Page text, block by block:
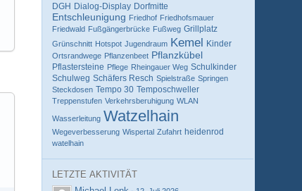
DGH Dialog-Display Dorfmitte
Entschleunigung Friedhof Friedhofsmauer
Friedwald Fußgängerbrücke Fußweg Grillplatz
Grünschnitt Hotspot Jugendraum Kemel Kinder
Ortsrandwege Pflanzenbeet Pflanzkübel
Pflastersteine Pflege Rheingauer Weg Schulkinder
Schulweg Schäfers Resch Spielstraße Springen
Steckdosen Tempo 30 Temposchweller
Treppenstufen Verkehrsberuhigung WLAN
Wasserleitung Watzelhain
Wegeverbesserung Wispertal Zufahrt heidenrod
watelhain
LETZTE AKTIVITÄT